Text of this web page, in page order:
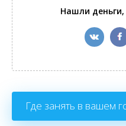
Нашли деньги,
Где занять в вашем